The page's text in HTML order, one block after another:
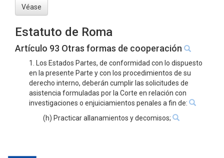
Véase
Estatuto de Roma
Artículo 93 Otras formas de cooperación
1. Los Estados Partes, de conformidad con lo dispuesto
en la presente Parte y con los procedimientos de su
derecho interno, deberán cumplir las solicitudes de
asistencia formuladas por la Corte en relación con
investigaciones o enjuiciamientos penales a fin de:
(h) Practicar allanamientos y decomisos;